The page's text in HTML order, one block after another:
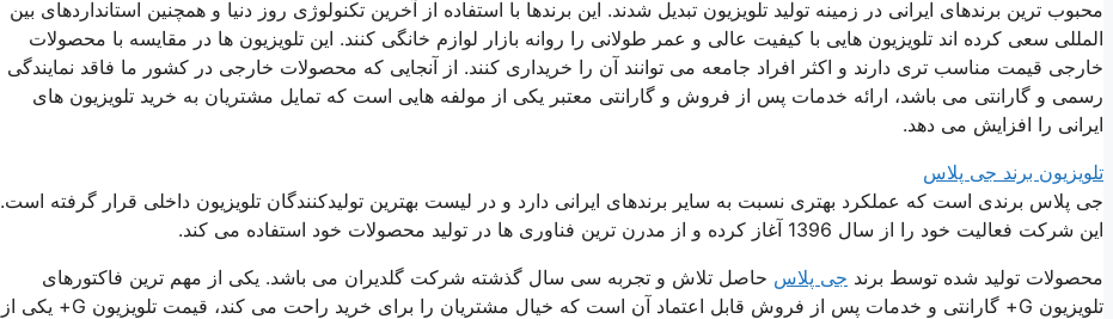
محبوب ترین برندهای ایرانی در زمینه تولید تلویزیون تبدیل شدند. این برندها با استفاده از آخرین تکنولوژی روز دنیا و همچنین استانداردهای بین
المللی سعی کرده اند تلویزیون هایی با کیفیت عالی و عمر طولانی را روانه بازار لوازم خانگی کنند. این تلویزیون ها در مقایسه با محصولات
خارجی قیمت مناسب تری دارند و اکثر افراد جامعه می توانند آن را خریداری کنند. از آنجایی که محصولات خارجی در کشور ما فاقد نمایندگی
رسمی و گارانتی می باشد، ارائه خدمات پس از فروش و گارانتی معتبر یکی از مولفه هایی است که تمایل مشتریان به خرید تلویزیون های
ایرانی را افزایش می دهد.
تلویزیون برند جی پلاس
جی پلاس برندی است که عملکرد بهتری نسبت به سایر برندهای ایرانی دارد و در لیست بهترین تولیدکنندگان تلویزیون داخلی قرار گرفته است.
این شرکت فعالیت خود را از سال 1396 آغاز کرده و از مدرن ترین فناوری ها در تولید محصولات خود استفاده می کند.
محصولات تولید شده توسط برند جی پلاس حاصل تلاش و تجربه سی سال گذشته شرکت گلدیران می باشد. یکی از مهم ترین فاکتورهای
تلویزیون G+ گارانتی و خدمات پس از فروش قابل اعتماد آن است که خیال مشتریان را برای خرید راحت می کند، قیمت تلویزیون G+ یکی از